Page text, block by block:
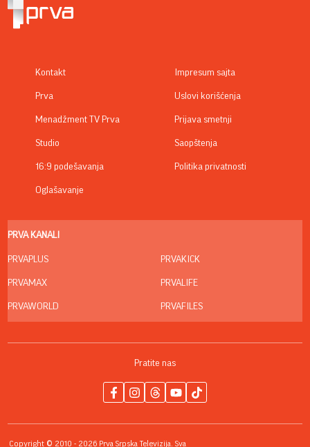
Kontakt
Prva
Menadžment TV Prva
Studio
16:9 podešavanja
Oglašavanje
Impresum sajta
Uslovi korišćenja
Prijava smetnji
Saopštenja
Politika privatnosti
PRVA KANALI
PRVAPLUS
PRVAMAX
PRVAWORLD
PRVAKICK
PRVALIFE
PRVAFILES
Pratite nas
Copyright © 2010 - 2026 Prva Srpska Televizija. Sva